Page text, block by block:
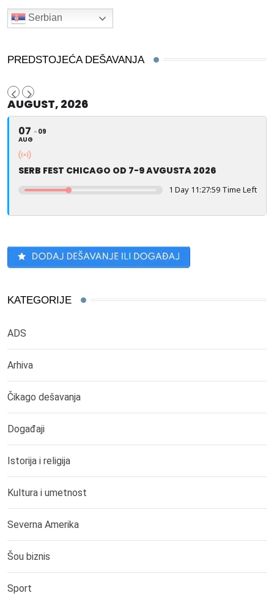
Serbian
PREDSTOJEĆA DEŠAVANJA
AUGUST, 2026
07
AUG
09
SERB FEST CHICAGO OD 7-9 AVGUSTA 2026
1 Day 11:27:59 Time Left
KATEGORIJE
ADS
Arhiva
Čikago dešavanja
Događaji
Istorija i religija
Kultura i umetnost
Severna Amerika
Šou biznis
Sport